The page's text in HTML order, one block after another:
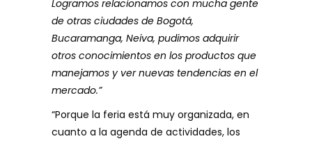
Logramos relacionamos con mucha gente
de otras ciudades de Bogotá,
Bucaramanga, Neiva, pudimos adquirir
otros conocimientos en los productos que
manejamos y ver nuevas tendencias en el
mercado.”
“Porque la feria está muy organizada, en
cuanto a la agenda de actividades, los